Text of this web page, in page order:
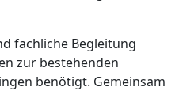
fachliche Begleitung
zur bestehenden
benötigt. Gemeinsam